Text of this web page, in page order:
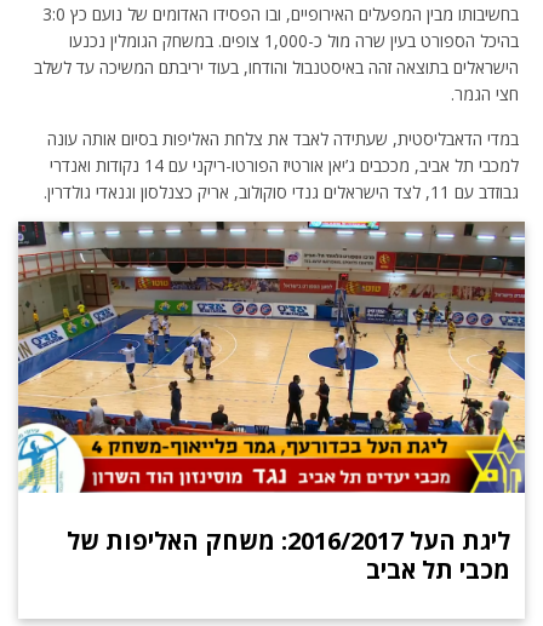
בחשיבותו מבין המפעלים האירופיים, ובו הפסידו האדומים של נועם כץ 3:0
בהיכל הספורט בעין שרה מול כ-1,000 צופים. במשחק הגומלין נכנעו
הישראלים בתוצאה זהה באיסטנבול והודחו, בעוד יריבתם המשיכה עד לשלב
חצי הגמר.
במדי הדאבליסטית, שעתידה לאבד את צלחת האליפות בסיום אותה עונה
למכבי תל אביב, מככבים ג’יאן אורטיז הפורטו-ריקני עם 14 נקודות ואנדרי
גבוזדב עם 11, לצד הישראלים גנדי סוקולוב, אריק כצנלסון וגנאדי גולדרין.
ליגת העל 2016/2017: משחק האליפות של
מכבי תל אביב